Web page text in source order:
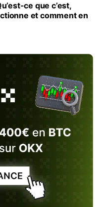
ce que c’est,
et comment en